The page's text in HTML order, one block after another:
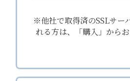
※他社で取得済のSSLサー
れる方は、「購入」からお